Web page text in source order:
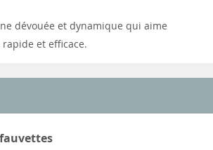
dévouée et dynamique qui aime
et efficace.